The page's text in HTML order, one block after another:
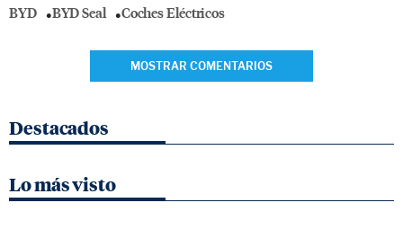
BYD BYD Seal Coches Eléctricos
MOSTRAR COMENTARIOS
Destacados
Lo más visto